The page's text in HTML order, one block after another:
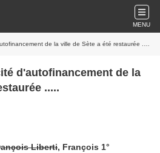
MENU
de la ville de Sète a été restaurée .....
d'autofinancement de la
.....
Liberti, François 1°